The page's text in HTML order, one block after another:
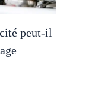
peut-il